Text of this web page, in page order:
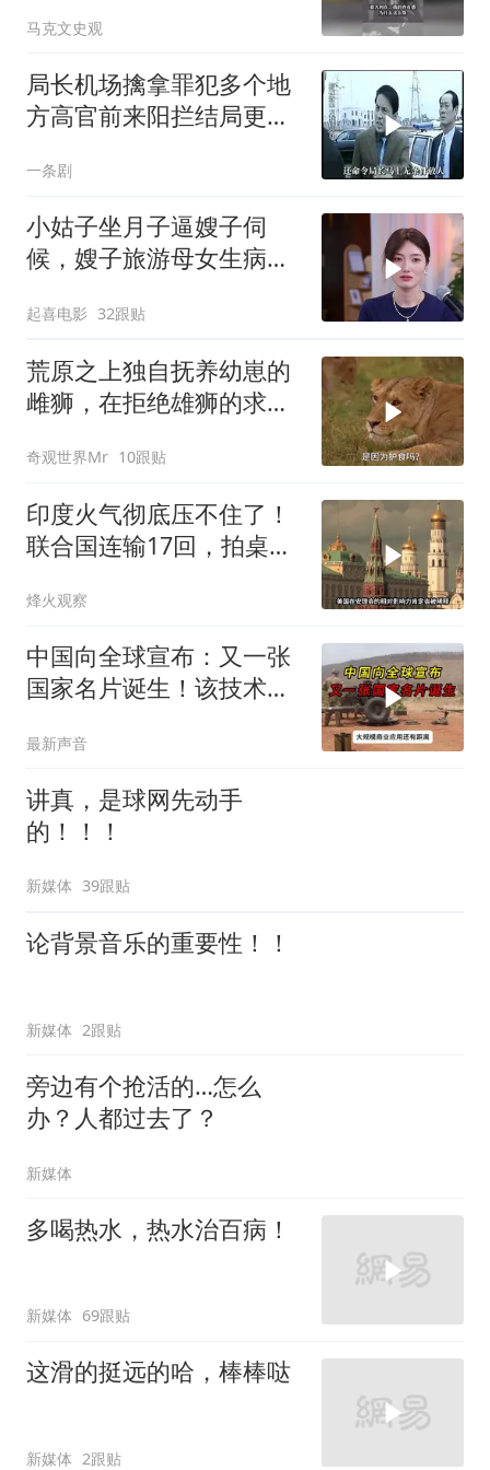
马克文史观
局长机场擒拿罪犯多个地
方高官前来阳拦结局更引
一条剧
小姑子坐月子逼嫂子伺
候，嫂子旅游母女生病反
起喜电影 32跟贴
荒原之上独自抚养幼崽的
雌狮，在拒绝雄狮的求偶
奇观世界Mr 10跟贴
印度火气彻底压不住了！
联合国连输17回，拍桌子
烽火观察
中国向全球宣布：又一张
国家名片诞生！该技术全
最新声音
讲真，是球网先动手
的！！！
新媒体 39跟贴
论背景音乐的重要性！！
新媒体 2跟贴
旁边有个抢活的…怎么
办？人都过去了？
新媒体
多喝热水，热水治百病！
新媒体 69跟贴
这滑的挺远的哈，棒棒哒
新媒体 2跟贴